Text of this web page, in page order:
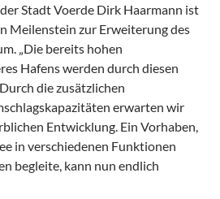
Stadt Voerde Dirk Haarmann ist
Meilenstein zur Erweiterung des
„Die bereits hohen
Hafens werden durch diesen
die zusätzlichen
erwarten wir
Entwicklung. Ein Vorhaben,
in verschiedenen Funktionen
begleite, kann nun endlich